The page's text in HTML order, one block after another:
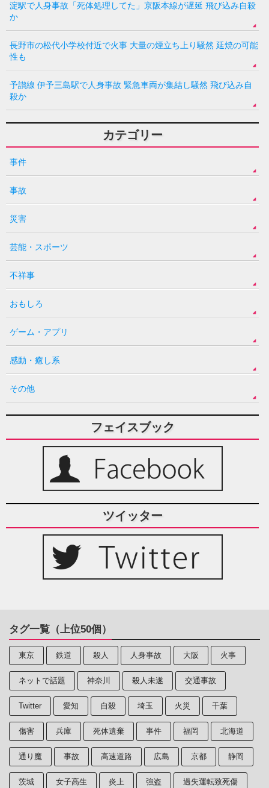
淀駅で人身事故「死体処理してた」京阪本線が遅延 飛び込み自殺
か
長野市の松代小学校付近で火事 大量の煙立ち上り騒然 延焼の可能
性も
予讃線 伊予三島駅で人身事故 緊急車両が集結し騒然 飛び込み自
殺か
カテゴリー
事件
事故
災害
芸能・スポーツ
不祥事
おもしろ
ゲーム・アプリ
感動・癒し系
その他
フェイスブック
ツイッター
タグ一覧（上位50個）
東京 鉄道 殺人 人身事故 大阪 火事
ネットで話題 神奈川 殺人未遂 交通事故
Twitter 愛知 自殺 埼玉 火災 千葉
傷害 兵庫 死体遺棄 事件 福岡 北海道
通り魔 事故 高速道路 広島 京都 静岡
茨城 女子高生 炎上 強盗 過失運転致死傷